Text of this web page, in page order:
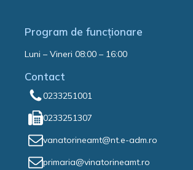
Program de funcționare
Luni – Vineri 08:00 – 16:00
Contact
0233251001
0233251307
vanatorineamt@nt.e-adm.ro
primaria@vinatorineamt.ro